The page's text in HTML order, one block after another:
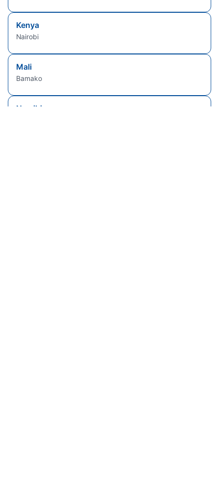
Kenya
Nairobi
Mali
Bamako
Namibia